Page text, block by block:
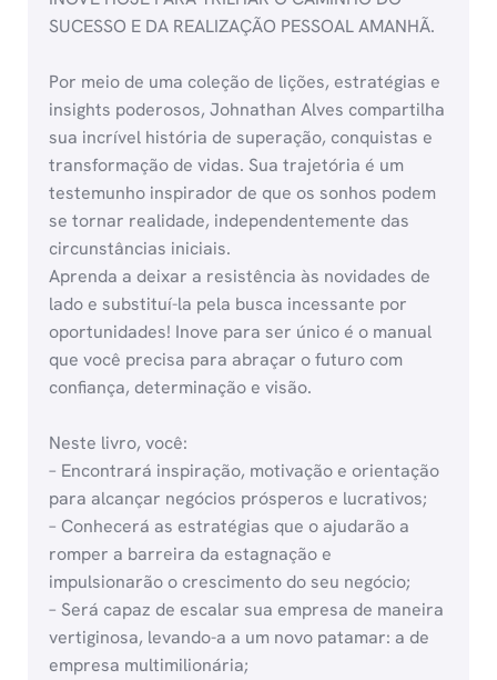
SUCESSO E DA REALIZAÇÃO PESSOAL AMANHÃ.
Por meio de uma coleção de lições, estratégias e
insights poderosos, Johnathan Alves compartilha
sua incrível história de superação, conquistas e
transformação de vidas. Sua trajetória é um
testemunho inspirador de que os sonhos podem
se tornar realidade, independentemente das
circunstâncias iniciais.
Aprenda a deixar a resistência às novidades de
lado e substituí-la pela busca incessante por
oportunidades! Inove para ser único é o manual
que você precisa para abraçar o futuro com
confiança, determinação e visão.
Neste livro, você:
– Encontrará inspiração, motivação e orientação
para alcançar negócios prósperos e lucrativos;
– Conhecerá as estratégias que o ajudarão a
romper a barreira da estagnação e
impulsionarão o crescimento do seu negócio;
– Será capaz de escalar sua empresa de maneira
vertiginosa, levando-a a um novo patamar: a de
empresa multimilionária;